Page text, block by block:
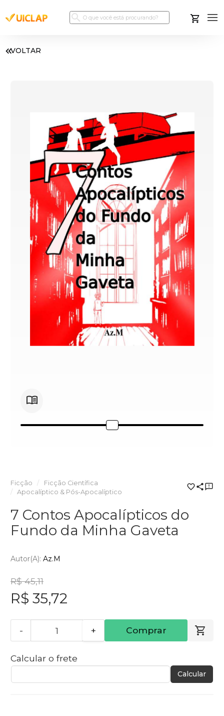
VOLTAR
Ficção
Ficção Científica
Apocalíptico & Pós-Apocalíptico
7 Contos Apocalípticos do
Fundo da Minha Gaveta
Autor(a): Az.M
R$ 45,11
R$ 35,72
- + Comprar
Calcular o frete
Calcular